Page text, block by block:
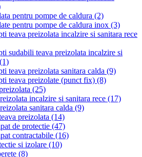
pentru pompe de caldura (2)
pentru pompe de caldura inox (3)
teava preizolata incalzire si sanitara rece
sudabili teava preizolata incalzire si
(1)
teava preizolata sanitara calda (9)
teava preizolate (punct fix) (8)
(25)
incalzire si sanitara rece (17)
sanitara calda (9)
preizolata (14)
de protectie (47)
contractabile (16)
si izolare (10)
(8)